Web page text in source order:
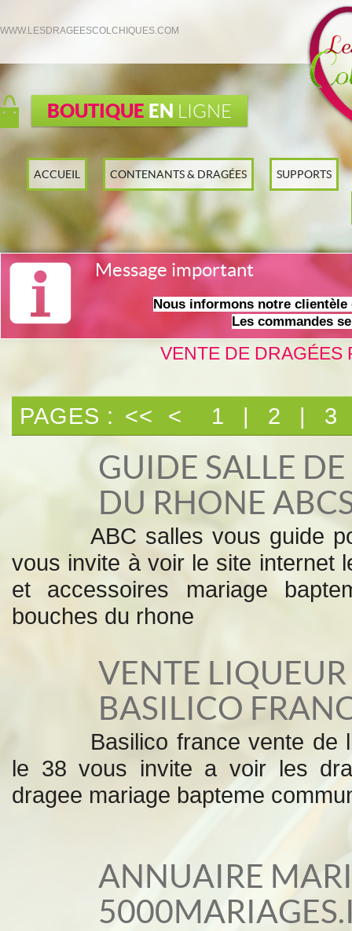
WWW.LESDRAGEESCOLCHIQUES.COM
BOUTIQUE EN LIGNE
ACCUEIL CONTENANTS & DRAGÉES SUPPORTS
Message important
Nous informons notre clientèle
Les commandes
VENTE DE DRAGÉES
PAGES : << < 1 | 2 | 3
GUIDE SALLE
DU RHONE
ABC salles vous guide
vous invite à voir le site internet
et accessoires mariage
bouches du rhone
VENTE
BASILICO
Basilico france vente de
le 38 vous invite a voir les
dragee mariage bapteme
ANNUAIRE